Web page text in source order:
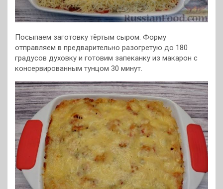
Посыпаем заготовку тёртым сыром. Форму
отправляем в предварительно разогретую до 180
градусов духовку и готовим запеканку из макарон с
консервированным тунцом 30 минут.